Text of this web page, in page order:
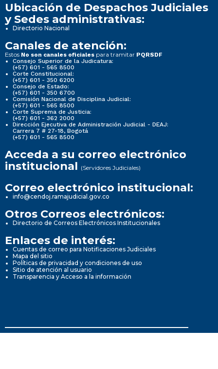
Ubicación de Despachos Judiciales
y Sedes administrativas:
Directorio Nacional
Canales de atención:
Estos No son canales oficiales para tramitar PQRSDF
Consejo Superior de la Judicatura:
(+57) 601 - 565 8500
Corte Constitucional:
(+57) 601 - 350 6200
Consejo de Estado:
(+57) 601 - 350 6700
Comisión Nacional de Disciplina Judicial:
(+57) 601 - 565 8500
Corte Suprema de Justicia:
(+57) 601 - 362 2000
Dirección Ejecutiva de Administración Judicial - DEAJ:
Carrera 7 # 27-18, Bogotá
(+57) 601 - 565 8500
Acceda a su correo electrónico
institucional (Servidores Judiciales)
Correo electrónico institucional:
info@cendoj.ramajudicial.gov.co
Otros Correos electrónicos:
Directorio de Correos Electrónicos Institucionales
Enlaces de interés:
Cuentas de correo para Notificaciones Judiciales
Mapa del sitio
Políticas de privacidad y condiciones de uso
Sitio de atención al usuario
Transparencia y Acceso a la información